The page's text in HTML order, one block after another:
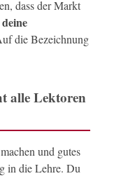
dass der Markt
die Bezeichnung
alle Lektoren
und gutes
in die Lehre. Du